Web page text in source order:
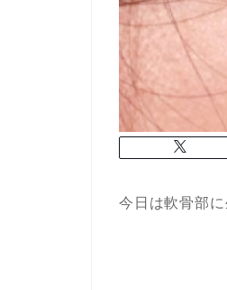
今日は軟骨部